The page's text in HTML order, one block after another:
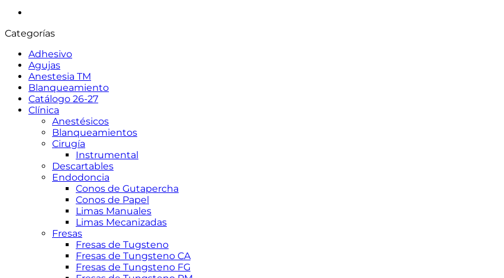
Categorías
Adhesivo
Agujas
Anestesia TM
Blanqueamiento
Catálogo 26-27
Clínica
Anestésicos
Blanqueamientos
Cirugía
Instrumental
Descartables
Endodoncia
Conos de Gutapercha
Conos de Papel
Limas Manuales
Limas Mecanizadas
Fresas
Fresas de Tugsteno
Fresas de Tungsteno CA
Fresas de Tungsteno FG